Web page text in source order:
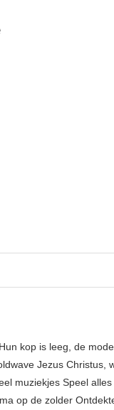
kop is leeg, de
Jezus Christus,
muziekjes Speel
op de zolder